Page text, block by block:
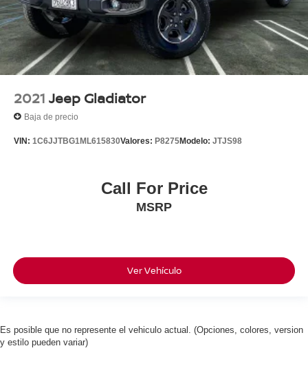
2021 Jeep Gladiator
Baja de precio
VIN: 1C6JJTBG1ML615830Valores: P8275Modelo: JTJS98
Call For Price
MSRP
Ver Vehículo
Es posible que no represente el vehiculo actual. (Opciones, colores, version
y estilo pueden variar)